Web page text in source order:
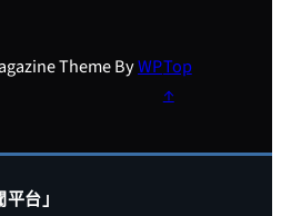
Theme ByWPTop
↑
台」